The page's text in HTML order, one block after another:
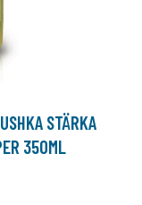
STÄRKA
350ML